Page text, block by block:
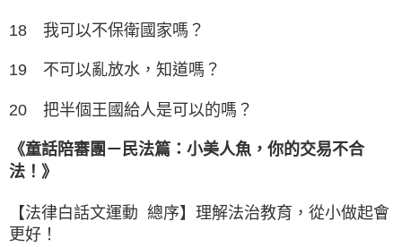
18 我可以不保衛國家嗎？
19 不可以亂放水，知道嗎？
20 把半個王國給人是可以的嗎？
《童話陪審團－民法篇：小美人魚，你的交易不合
法！》
【法律白話文運動 總序】理解法治教育，從小做起會
更好！